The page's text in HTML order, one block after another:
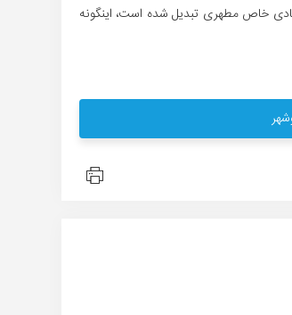
خاص مطهری تبدیل شده است، اینگونه